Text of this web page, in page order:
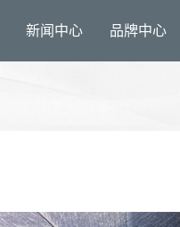
新闻中心 品牌中心